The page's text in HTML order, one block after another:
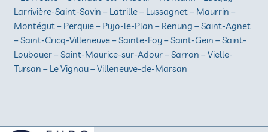
Larrivière-Saint-Savin – Latrille – Lussagnet – Maurrin –
Montégut – Perquie – Pujo-le-Plan – Renung – Saint-Agnet
– Saint-Cricq-Villeneuve – Sainte-Foy – Saint-Gein – Saint-
Loubouer – Saint-Maurice-sur-Adour – Sarron – Vielle-
Tursan – Le Vignau – Villeneuve-de-Marsan